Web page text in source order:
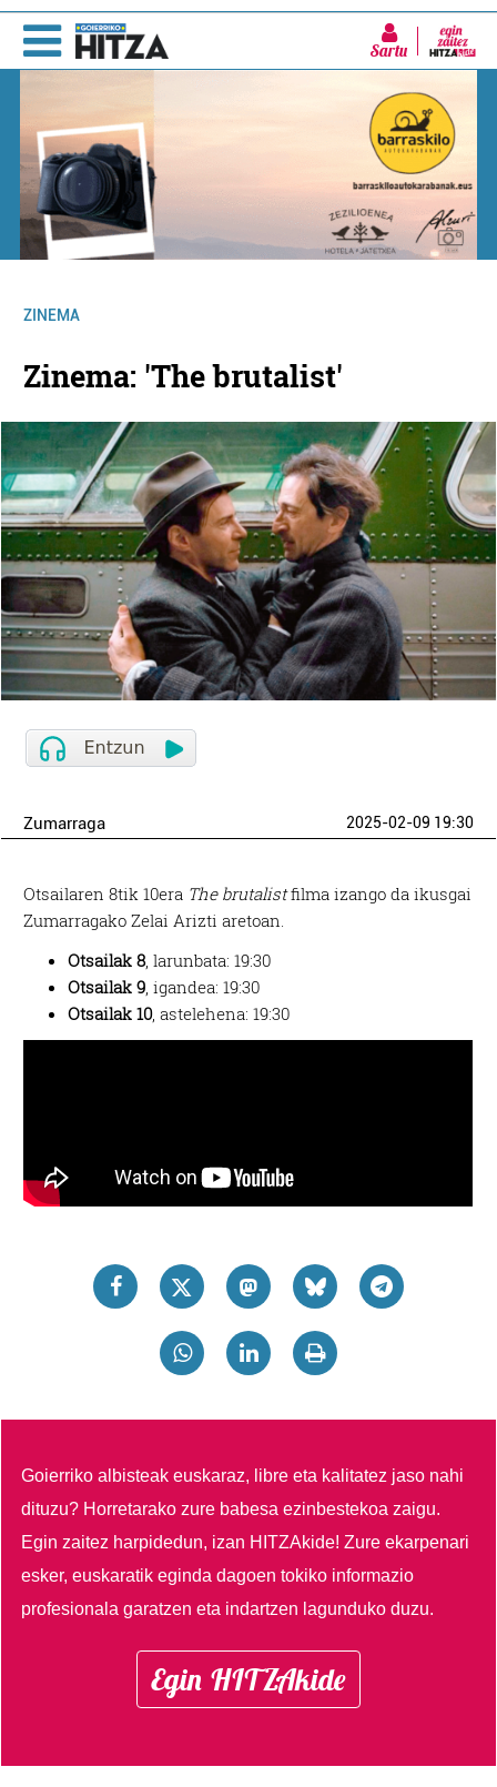
Sartu
ZINEMA
Zinema: 'The brutalist'
Zumarraga 2025-02-09 19:30
Otsailaren 8tik 10era The brutalistfilma izango da ikusgai
Zumarragako Zelai Arizti aretoan.
Otsailak 8, larunbata: 19:30
Otsailak 9 , igandea: 19:30
Otsailak 10, astelehena: 19:30
Goierriko albisteak euskaraz, libre eta kalitatez jaso nahi
dituzu? Horretarako zure babesa ezinbestekoa zaigu.
Egin zaitez harpidedun, izan HITZAkide!Zure ekarpenari
esker, euskaratik eginda dagoen tokiko informazio
profesionala garatzen eta indartzen lagunduko duzu.
Egin HITZAkide